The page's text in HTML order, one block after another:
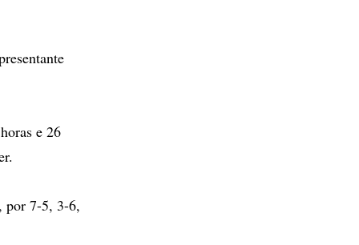
e 26
por 7-5, 3-6,